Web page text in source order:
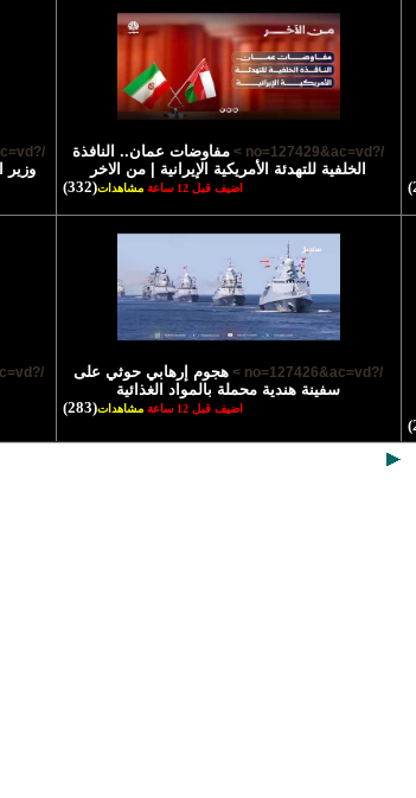
/?no=127429&ac=vd >
مفاوضات عمان.. النافذة
الخلفية للتهدئة الأمريكية الإيرانية | من الاخر
اضيف قبل 12 ساعة مشاهدات(332)
/?no=127428&ac=vd >
وزير
/?no=127426&ac=vd >
هجوم إرهابي حوثي على
سفينة هندية محملة بالمواد الغذائية
اضيف قبل 12 ساعة مشاهدات(283)
/?no=127425&ac=vd >